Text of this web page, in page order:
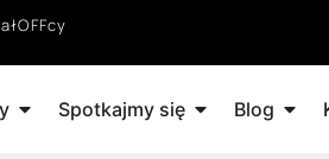
Spotkajmy się Blog